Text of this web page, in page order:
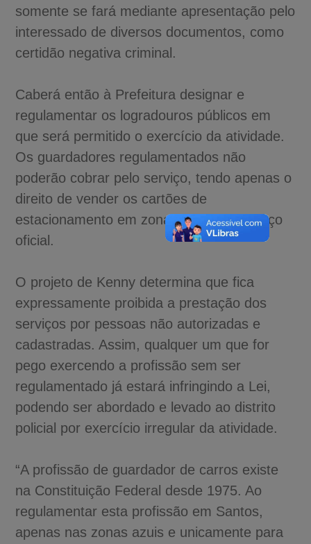
somente se fará mediante apresentação pelo
interessado de diversos documentos, como
certidão negativa criminal.
Caberá então à Prefeitura designar e
regulamentar os logradouros públicos em
que será permitido o exercício da atividade.
Os guardadores regulamentados não
poderão cobrar pelo serviço, tendo apenas o
direito de vender os cartões de
estacionamento em zonas azuis pelo preço
oficial.
O projeto de Kenny determina que fica
expressamente proibida a prestação dos
serviços por pessoas não autorizadas e
cadastradas. Assim, qualquer um que for
pego exercendo a profissão sem ser
regulamentado já estará infringindo a Lei,
podendo ser abordado e levado ao distrito
policial por exercício irregular da atividade.
“A profissão de guardador de carros existe
na Constituição Federal desde 1975. Ao
regulamentar esta profissão em Santos,
apenas nas zonas azuis e unicamente para